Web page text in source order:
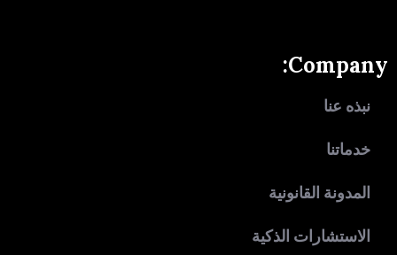
Company:
نبذه عنا
خدماتنا
المدونة القانونية
الاستشارات الذكية